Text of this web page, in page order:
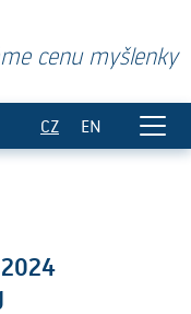
cenu myšlenky
CZ EN